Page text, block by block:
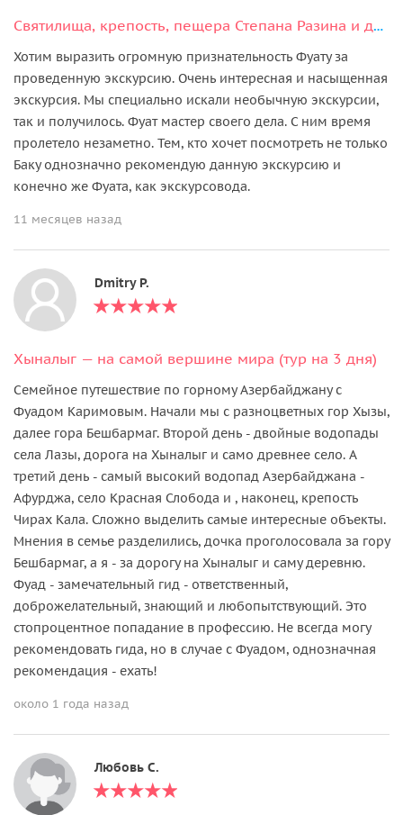
Святилища, крепость, пещера Степана Разина и другие «нетуристические места»
Хотим выразить огромную признательность Фуату за
проведенную экскурсию. Очень интересная и насыщенная
экскурсия. Мы специально искали необычную экскурсии,
так и получилось. Фуат мастер своего дела. С ним время
пролетело незаметно. Тем, кто хочет посмотреть не только
Баку однозначно рекомендую данную экскурсию и
конечно же Фуата, как экскурсовода.
11 месяцев назад
Dmitry P.
Хыналыг — на самой вершине мира (тур на 3 дня)
Семейное путешествие по горному Азербайджану с
Фуадом Каримовым. Начали мы с разноцветных гор Хызы,
далее гора Бешбармаг. Второй день - двойные водопады
села Лазы, дорога на Хыналыг и само древнее село. А
третий день - самый высокий водопад Азербайджана -
Афурджа, село Красная Слобода и , наконец, крепость
Чирах Кала. Сложно выделить самые интересные объекты.
Мнения в семье разделились, дочка проголосовала за гору
Бешбармаг, а я - за дорогу на Хыналыг и саму деревню.
Фуад - замечательный гид - ответственный,
доброжелательный, знающий и любопытствующий. Это
стопроцентное попадание в профессию. Не всегда могу
рекомендовать гида, но в случае с Фуадом, однозначная
рекомендация - ехать!
около 1 года назад
Любовь С.